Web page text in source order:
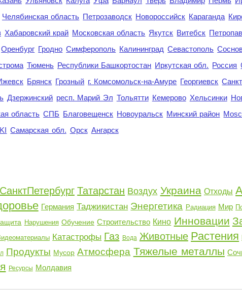
Челябинская область Петрозаводск Новороссийск Караганда
Хабаровский край Московская область Якутск Витебск
Оренбург Гродно Симферополь Калининград Севастополь
Тюмень Республики Башкортостан Иркутская обл. Россия
Брянск Грозный г. Комсомольск-на-Амуре Георгиевск
Дзержинский респ. Марий Эл Тольятти Кемерово Хельсинки
область СПБ Благовещенск Новоуральск Минский район
Самарская обл. Орск Ангарск
СанктПетербург Татарстан Воздух Украина Отходы
Германия Таджикистан Энергетика Радиация Мир
Нарушения Обучение Строительство Кино Инновации
Катастрофы Газ Вода Животные Растения
Продукты Мусор Атмосфера Тяжелые металлы
Ресурсы Молдавия